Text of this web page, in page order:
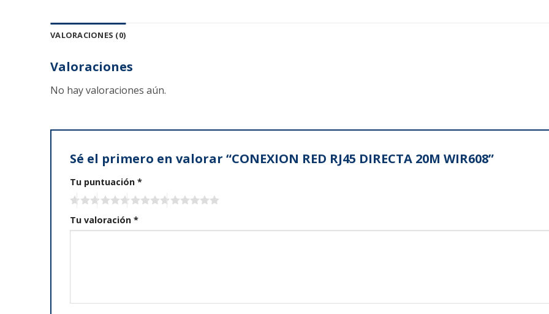
VALORACIONES (0)
Valoraciones
No hay valoraciones aún.
Sé el primero en valorar “CONEXION RED RJ45 DIRECTA 20M WIR608”
Tu puntuación *
Tu valoración *